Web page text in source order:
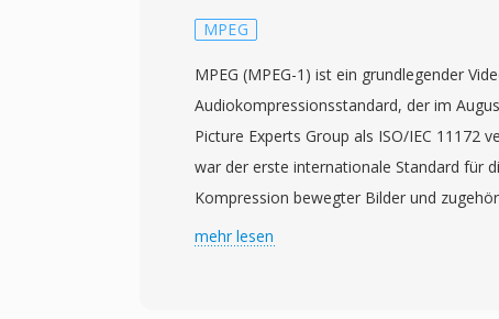
MPEG
MPEG (MPEG-1) ist ein grundlegender
Audiokompressionsstandard, der im
Picture Experts Group als ISO/IEC 11172
war der erste internationale Standard für
Kompression bewegter Bilder und
etablierte Prinzipien und Techniken, die
mehr lesen